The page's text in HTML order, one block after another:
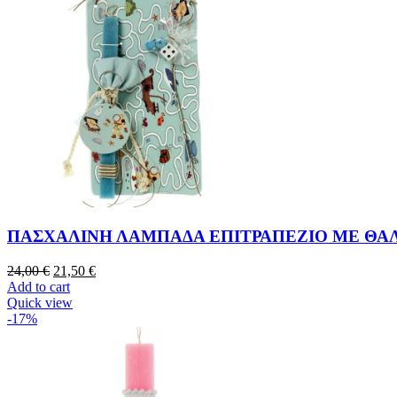
ΠΑΣΧΑΛΙΝΗ ΛΑΜΠΑΔΑ ΕΠΙΤΡΑΠΕΖΙΟ ΜΕ
24,00€ 21,50 €
Add to cart
Quick view
-17%